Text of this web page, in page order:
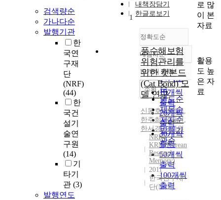
검색량순
가나다순
발행기관
한
국연
구재
단
(NRF)
(44)
한
국건
설기
술연
구원
(14)
기
타기
관 (3)
발행연도
내책장담기
한글로보기
정확도순
정확도
순
인기도
순
연도순
제목순
저자순
발행기
관순
내림차순
내림차순
10개씩 출력
10개씩
출력
20개씩
출력
30개씩
출력
50개씩
출력
100개씩
출력
조회
1
풍수해보험
위험관리를
위한 캣본드
(Cat Bond) 모
델 연구
신동호,변지석,
한주희,윤필현 ,
한서경,오세원
NRF
KRM(Korean
Research
Memory)
2011
한국연구재
단(NRF)
로 많
이 본
자료
활용
도 높
은 자
료